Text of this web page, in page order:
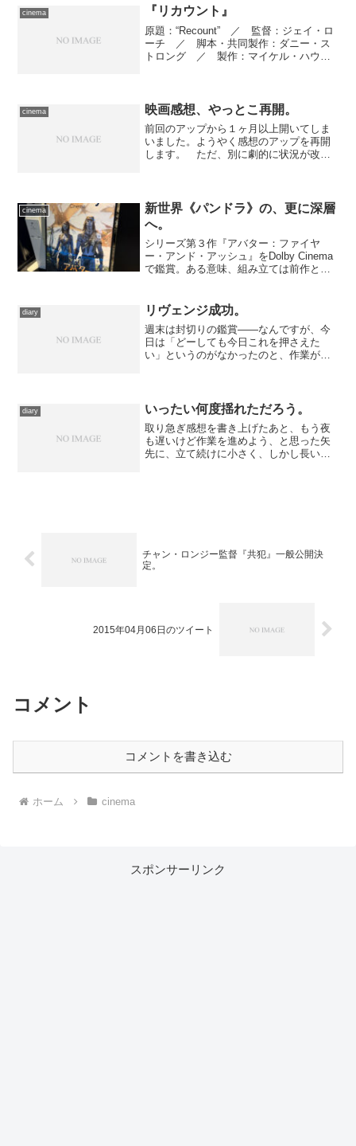
そこに隠されていたのはまた次の場所を
示す暗号。暗号、暗号の繰...
cinema 『リカウント』
原題：“Recount” ／ 監督：ジェイ・ロ
ーチ ／ 脚本・共同製作：ダニー・ス
トロング ／ 製作：マイケル・ハウス
督：ジム・デノー...
cinema 映画感想、やっとこ再開。
前回のアップから１ヶ月以上開いてしま
いました。ようやく感想のアップを再開
します。 ただ、別に劇的に状況が改善
スで片付けていくことにし...
cinema
新世界《パンドラ》の、更に深層
へ。
シリーズ第３作『アバター：ファイヤ
ー・アンド・アッシュ』をDolby Cinema
で鑑賞。ある意味、組み立ては前作と共
diary リヴェンジ成功。
週末は封切りの鑑賞――なんですが、今
日は「どーしても今日これを押さえた
い」というのがなかったのと、作業がち
ＶＤの返却です。天気予報で...
diary いったい何度揺れただろう。
取り急ぎ感想を書き上げたあと、もう夜
も遅いけど作業を進めよう、と思った矢
先に、立て続けに小さく、しかし長い地
チャン・ロンジー監督『共犯』一般公開決
定。
2015年04月06日のツイート
コメント
コメントを書き込む
ホーム cinema
スポンサーリンク